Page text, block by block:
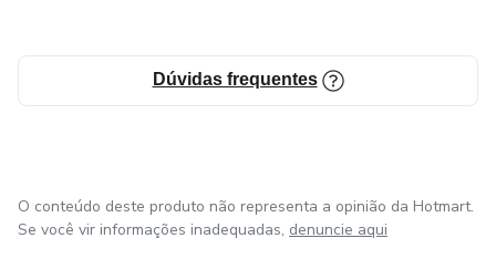
Dúvidas frequentes
O conteúdo deste produto não representa a opinião da Hotmart.
Se você vir informações inadequadas, denuncie aqui